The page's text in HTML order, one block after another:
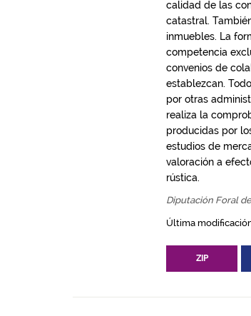
calidad de las
catastral.
inmuebles. La
competencia
convenios de
establezcan.
por otras
realiza la
producidas por
estudios de
valoración a
rústica.
Diputación Foral
Última
ZIP